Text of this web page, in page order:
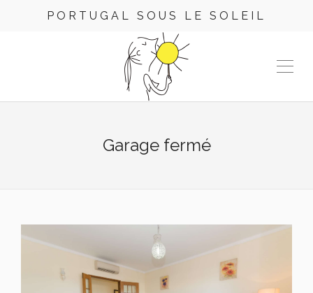
PORTUGAL SOUS LE SOLEIL
Garage fermé